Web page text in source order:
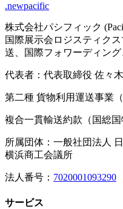
.newpacific
株式会社パシフィック
国際展示会ロジスティク
送、国際フォワーディン
代表者：代表取締役 佐々
第二種 貨物利用運送事業
複合一貫輸送約款（国総国
所属団体：一般社団法人
横浜商工会議所
法人番号： 7020001093290
サービス